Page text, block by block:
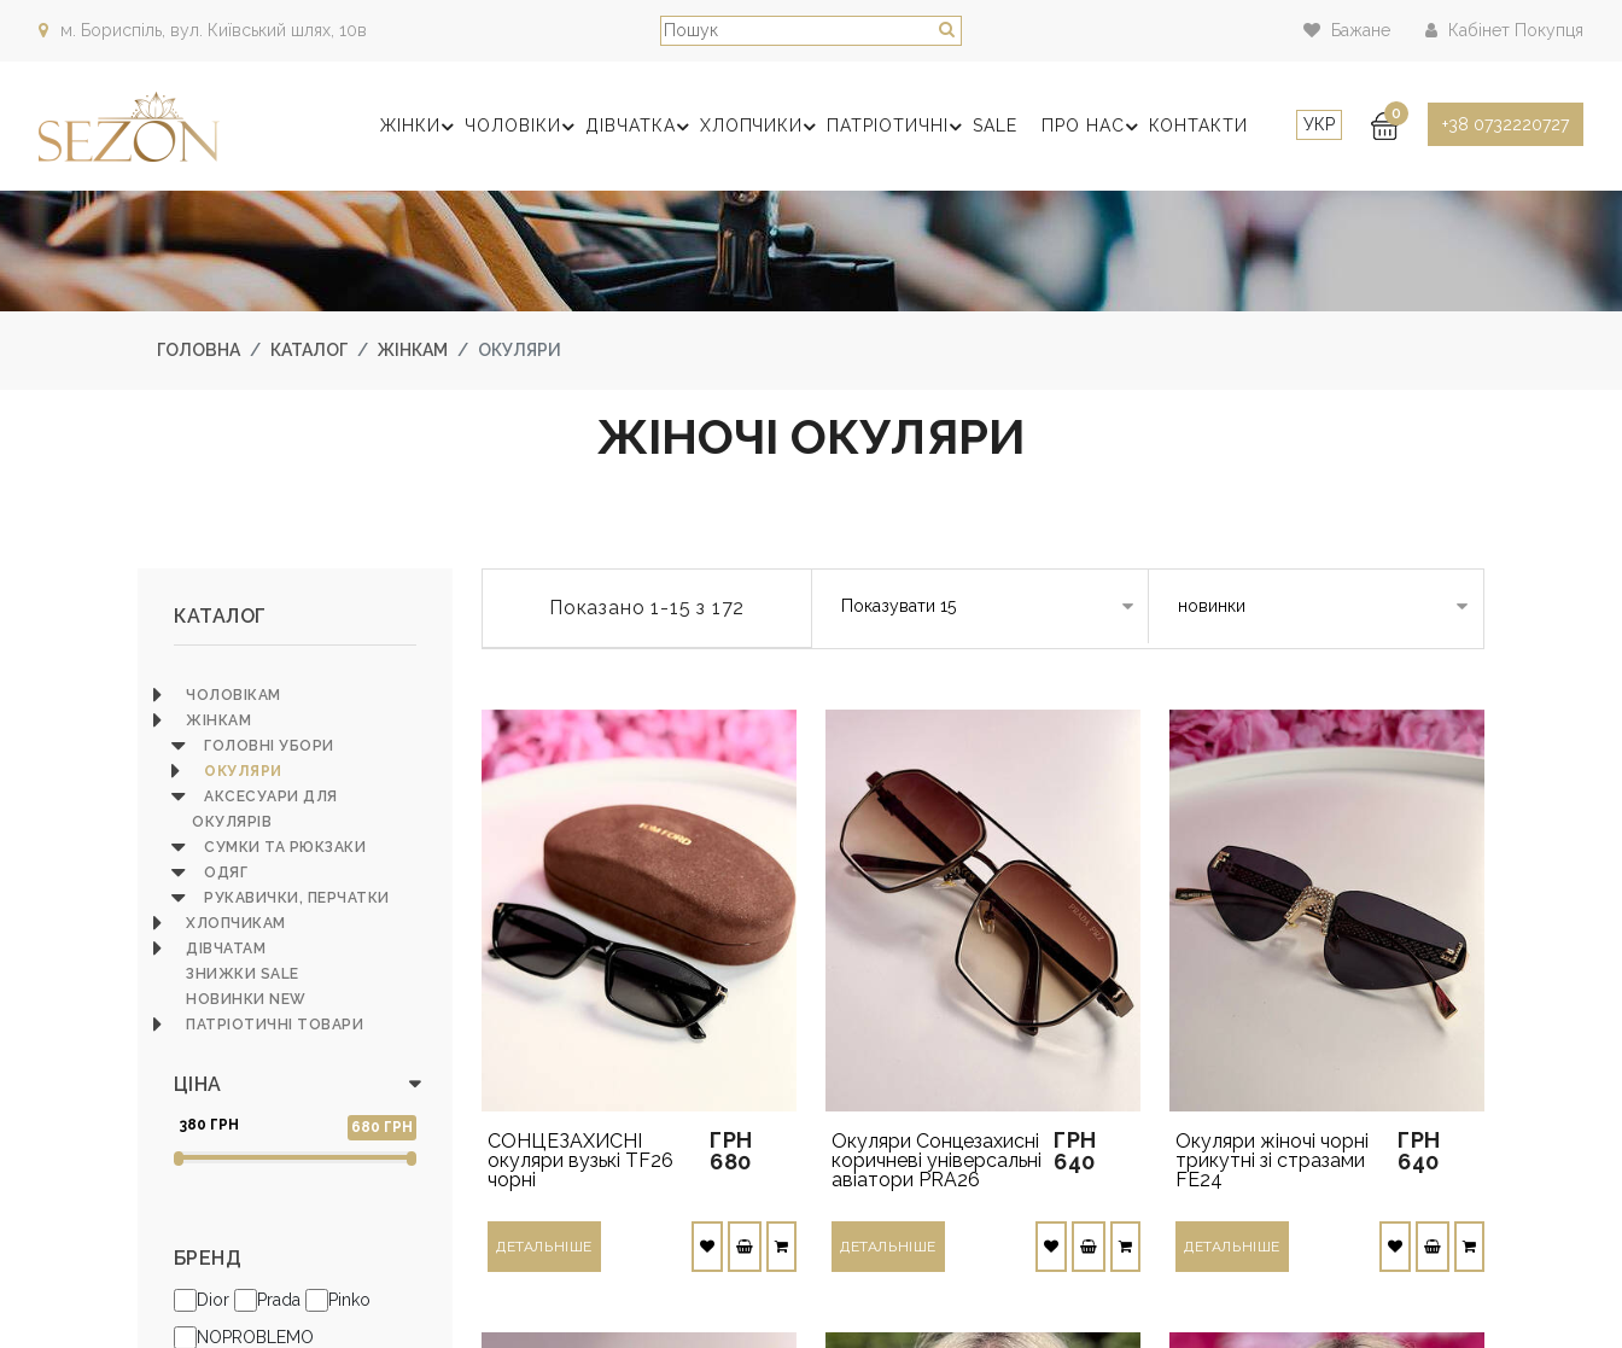
м. Бориспіль, вул. Київський шлях, 10в Бажане Кабінет Покупця
ЖІНКИ ЧОЛОВІКИ ДІВЧАТКА ХЛОПЧИКИ ПАТРІОТИЧНІ SALE ПРО НАС КОНТАКТИ УКР
0
+38 0732220727
ГОЛОВНА КАТАЛОГ ЖІНКАМ ОКУЛЯРИ
ЖІНОЧІ ОКУЛЯРИ
КАТАЛОГ
ЧОЛОВІКАМ
ЖІНКАМ
ГОЛОВНІ УБОРИ
ОКУЛЯРИ
АКСЕСУАРИ ДЛЯ
ОКУЛЯРІВ
СУМКИ ТА РЮКЗАКИ
ОДЯГ
РУКАВИЧКИ, ПЕРЧАТКИ
ХЛОПЧИКАМ
ДІВЧАТАМ
ЗНИЖКИ SALE
НОВИНКИ NEW
ПАТРІОТИЧНІ ТОВАРИ
ЦІНА
380 ГРН 680 ГРН
БРЕНД
Dior Prada
Pinko
NOPROBLEMO
Показано 1-15 з 172
СОНЦЕЗАХИСНІ
окуляри вузькі TF26
чорні
ГРН
680
ДЕТАЛЬНIШЕ
Окуляри Сонцезахисні
коричневі універсальні
авіатори PRA26
ГРН
640
ДЕТАЛЬНIШЕ
Окуляри жіночі чорні
трикутні зі стразами
FE24
ГРН
640
ДЕТАЛЬНIШЕ